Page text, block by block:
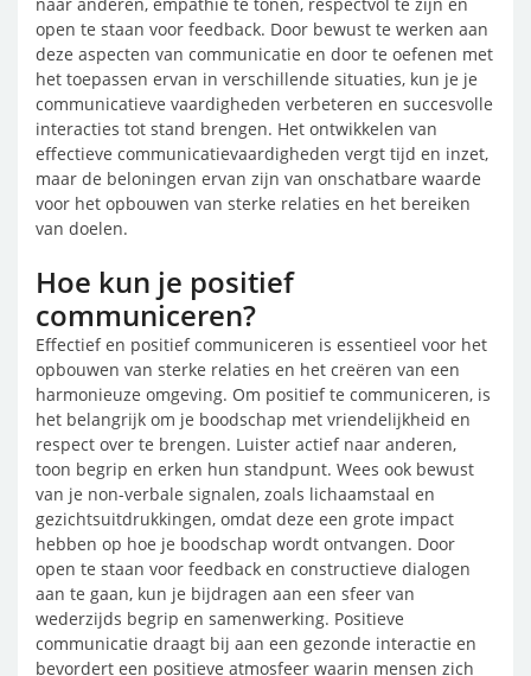
open te staan voor feedback. Door bewust te werken aan
deze aspecten van communicatie en door te oefenen met
het toepassen ervan in verschillende situaties, kun je je
communicatieve vaardigheden verbeteren en succesvolle
interacties tot stand brengen. Het ontwikkelen van
effectieve communicatievaardigheden vergt tijd en inzet,
maar de beloningen ervan zijn van onschatbare waarde
voor het opbouwen van sterke relaties en het bereiken
van doelen.
Hoe kun je positief
communiceren?
Effectief en positief communiceren is essentieel voor het
opbouwen van sterke relaties en het creëren van een
harmonieuze omgeving. Om positief te communiceren, is
het belangrijk om je boodschap met vriendelijkheid en
respect over te brengen. Luister actief naar anderen,
toon begrip en erken hun standpunt. Wees ook bewust
van je non-verbale signalen, zoals lichaamstaal en
gezichtsuitdrukkingen, omdat deze een grote impact
hebben op hoe je boodschap wordt ontvangen. Door
open te staan voor feedback en constructieve dialogen
aan te gaan, kun je bijdragen aan een sfeer van
wederzijds begrip en samenwerking. Positieve
communicatie draagt bij aan een gezonde interactie en
bevordert een positieve atmosfeer waarin mensen zich